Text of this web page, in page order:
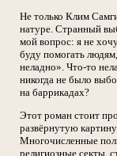
Не только Клим
натуре. Странный
мой вопрос: я не
буду помогать
неладно». Что-то
никогда не было
на баррикадах?
Этот роман стоит
развёрнутую
Многочисленные
религиозные секты,